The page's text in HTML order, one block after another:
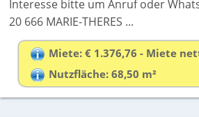
Interesse bitte um Anruf oder
20 666 MARIE-THERES ...
Miete: € 1.376,76 - Miete
Nutzfläche: 68,50 m²